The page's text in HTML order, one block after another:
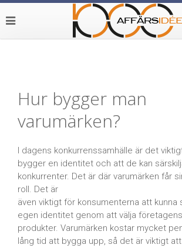
Hur bygger man
varumärken?
I dagens konkurrenssamhälle är det
bygger en identitet och att de kan
konkurrenter. Det är där varumärken får
roll. Det är
även viktigt för konsumenterna att kunna
egen identitet genom att välja
produkter. Varumärken kostar mycket
lång tid att bygga upp, så det är viktigt